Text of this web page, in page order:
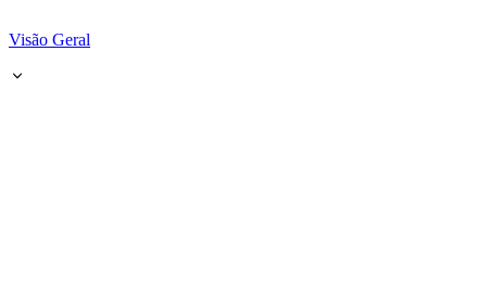
Visão Geral